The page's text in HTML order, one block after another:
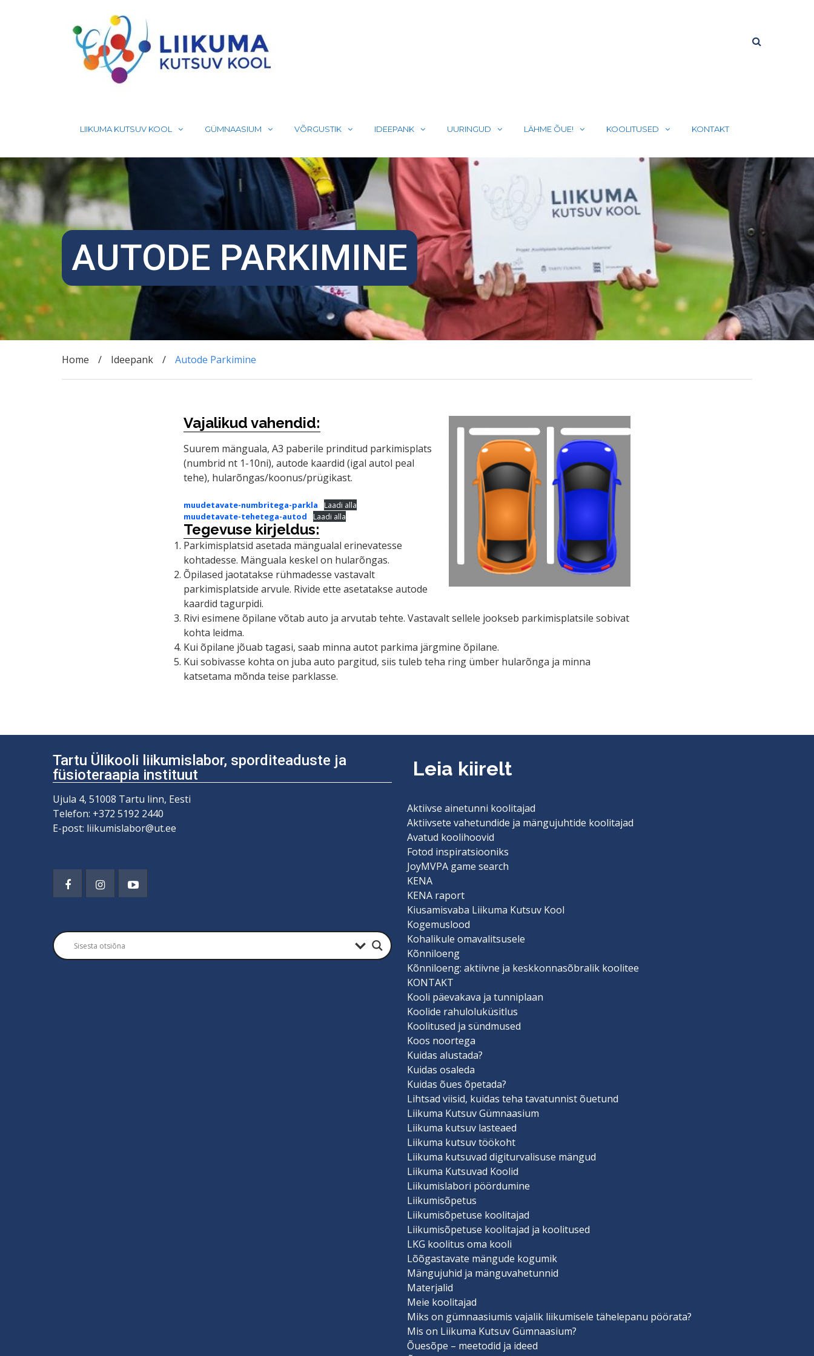
LIIKUMA KUTSUV KOOL GÜMNAASIUM VÕRGUSTIK IDEEPANK UURINGUD LÄHME ÕUE! KOOLITUSED KONTAKT
AUTODE PARKIMINE
Home Ideepank Autode Parkimine
Vajalikud vahendid:
Suurem mänguala, A3 paberile prinditud parkimisplats
(numbrid nt 1-10ni), autode kaardid (igal autol peal
tehe), hularõngas/koonus/prügikast.
muudetavate-numbritega-parkla
Laadi alla
muudetavate-tehetega-autod
Laadi alla
Tegevuse kirjeldus:
Parkimisplatsid asetada mängualal erinevatesse
kohtadesse. Mänguala keskel on hularõngas.
Õpilased jaotatakse rühmadesse vastavalt
parkimisplatside arvule. Rivide ette asetatakse autode
kaardid tagurpidi.
Rivi esimene õpilane võtab auto ja arvutab tehte. Vastavalt sellele jookseb parkimisplatsile sobivat
kohta leidma.
Kui õpilane jõuab tagasi, saab minna autot parkima järgmine õpilane.
Kui sobivasse kohta on juba auto pargitud, siis tuleb teha ring ümber hularõnga ja minna
katsetama mõnda teise parklasse.
Tartu Ülikooli liikumislabor, sporditeaduste ja
füsioteraapia instituut
Ujula 4, 51008 Tartu linn, Eesti
Telefon: +372 5192 2440
E-post: liikumislabor@ut.ee
Leia kiirelt
Aktiivse ainetunni koolitajad
Aktiivsete vahetundide ja mängujuhtide koolitajad
Avatud koolihoovid
Fotod inspiratsiooniks
JoyMVPA game search
KENA
KENA raport
Kiusamisvaba Liikuma Kutsuv Kool
Kogemuslood
Kohalikule omavalitsusele
Kõnniloeng
Kõnniloeng: aktiivne ja keskkonnasõbralik koolitee
KONTAKT
Kooli päevakava ja tunniplaan
Koolide rahuloluküsitlus
Koolitused ja sündmused
Koos noortega
Kuidas alustada?
Kuidas osaleda
Kuidas õues õpetada?
Lihtsad viisid, kuidas teha tavatunnist õuetund
Liikuma Kutsuv Gümnaasium
Liikuma kutsuv lasteaed
Liikuma kutsuv töökoht
Liikuma kutsuvad digiturvalisuse mängud
Liikuma Kutsuvad Koolid
Liikumislabori pöördumine
Liikumisõpetus
Liikumisõpetuse koolitajad
Liikumisõpetuse koolitajad ja koolitused
LKG koolitus oma kooli
Lõõgastavate mängude kogumik
Mängujuhid ja mänguvahetunnid
Materjalid
Meie koolitajad
Miks on gümnaasiumis vajalik liikumisele tähelepanu pöörata?
Mis on Liikuma Kutsuv Gümnaasium?
Õuesõpe – meetodid ja ideed